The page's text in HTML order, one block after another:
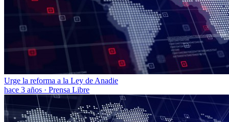
Urge la reforma a la Ley de Anadie
hace 3 años · Prensa Libre